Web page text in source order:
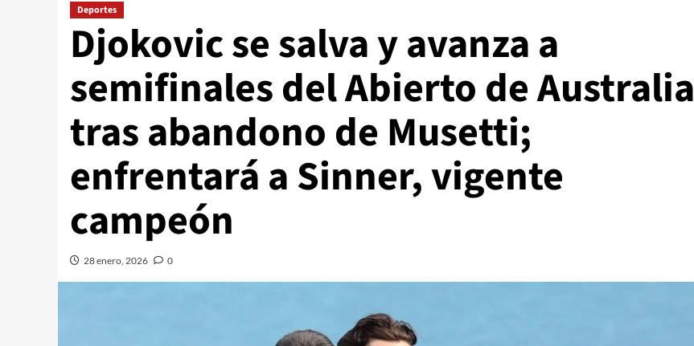
Deportes
Djokovic se salva y avanza a
semifinales del Abierto de Australia
tras abandono de Musetti;
enfrentará a Sinner, vigente
campeón
28 enero, 2026 0